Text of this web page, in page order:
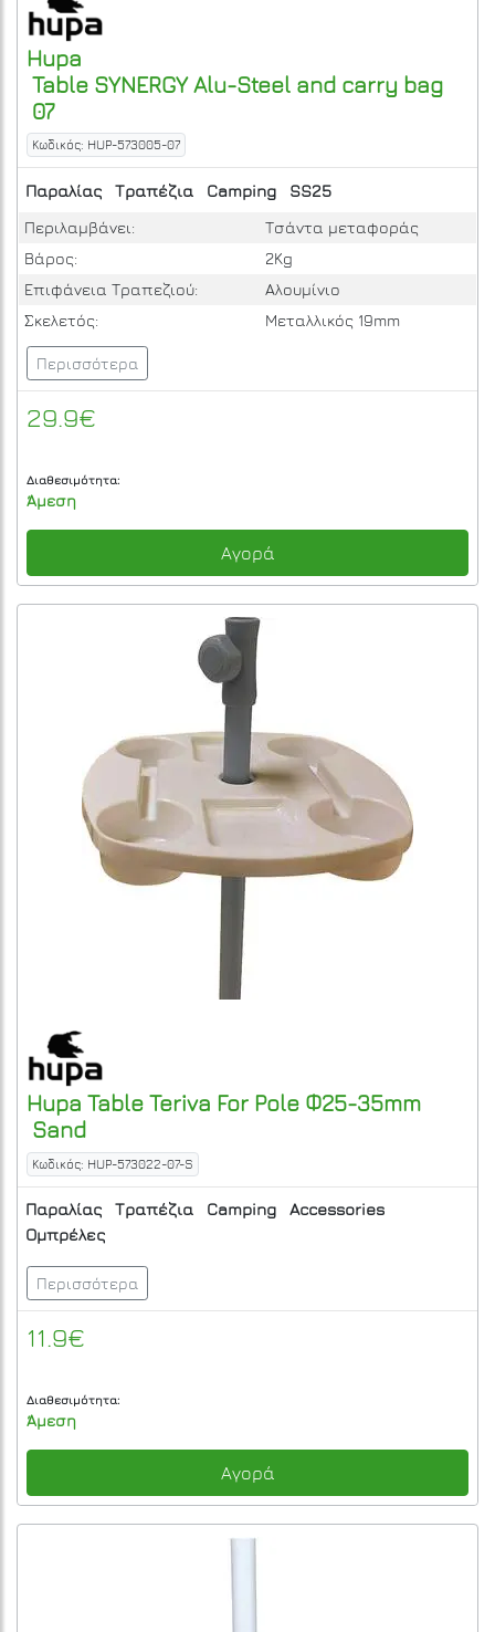
Hupa
Table SYNERGY Alu-Steel and carry bag
07
Κωδικός: HUP-573005-07
Παραλίας Τραπέζια Camping
SS25
Περιλαμβάνει:
Τσάντα μεταφοράς
Βάρος:
2Kg
Επιφάνεια Τραπεζιού:
Αλουμίνιο
Σκελετός:
Μεταλλικός 19mm
Περισσότερα
29.9€
Διαθεσιμότητα:
Άμεση
Αγορά
Hupa Table Teriva For Pole Φ25-35mm
Sand
Κωδικός: HUP-573022-07-S
Παραλίας Τραπέζια Camping
Accessories
Ομπρέλες
Περισσότερα
11.9€
Διαθεσιμότητα:
Άμεση
Αγορά